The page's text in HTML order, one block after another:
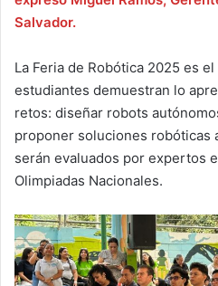
Salvador.
La Feria de Robótica 2025 es
estudiantes demuestran lo
retos: diseñar robots
proponer soluciones robóticas
serán evaluados por expertos
Olimpiadas Nacionales.